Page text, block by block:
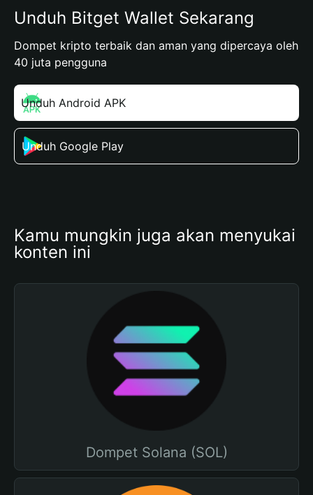
Unduh Bitget Wallet Sekarang
Dompet kripto terbaik dan aman yang dipercaya oleh
40 juta pengguna
Unduh Android APK
Unduh Google Play
Kamu mungkin juga akan menyukai
konten ini
Dompet Solana (SOL)